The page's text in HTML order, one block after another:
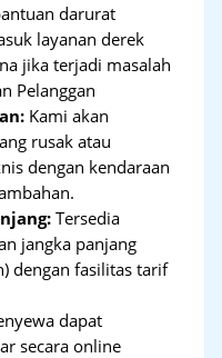
darurat
layanan derek
jika terjadi masalah
Pelanggan
Kami akan
rusak atau
dengan kendaraan
Tersedia
jangka panjang
dengan fasilitas tarif
dapat
secara online